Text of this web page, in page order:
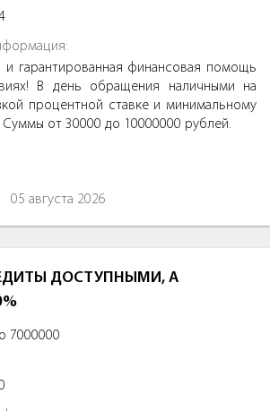
и гарантированная финансовая помощь
В день обращения наличными на
процентной ставке и минимальному
Суммы от 30000 до 10000000 рублей.
05 августа 2026
ДОСТУПНЫМИ, А
7000000